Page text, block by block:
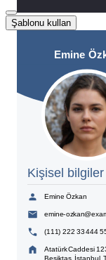
Şablonu kullan